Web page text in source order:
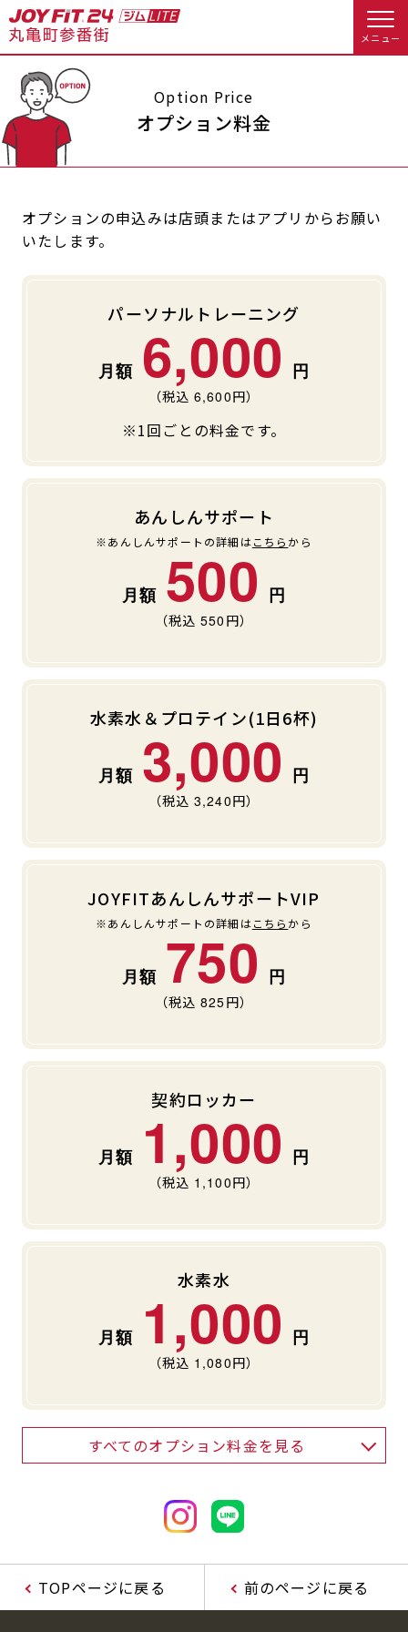
メニュー
店舗トップ
会員様へのお知らせ
店舗情報・サービス
よくあるご質問 店舗へのお問い合わせ
入会のお手続きをする
入会を悩まれている方へトップ
料金のご案内
アクセス 店舗情報・サービス
入会方法
店舗へのお問い合わせ
JOYFIT
Option Price
オプション料金
オプションの申込みは店頭またはアプリからお願い
いたします。
パーソナルトレーニング
6,000
（税込 6,600円）
※1回ごとの料金です。
あんしんサポート
※あんしんサポートの詳細はこちら から
500
（税込 550 円）
水素水＆プロテイン(1日6杯)
3,000
（税込 3,240円）
JOYFITあんしんサポートVIP
※あんしんサポートの詳細はこちら から
750
（税込 825円）
契約ロッカー
1,000
（税込 1,100円）
水素水
1,000
（税込 1,080円）
すべてのオプション料金を見る
TOPページに戻る 前のページに戻る